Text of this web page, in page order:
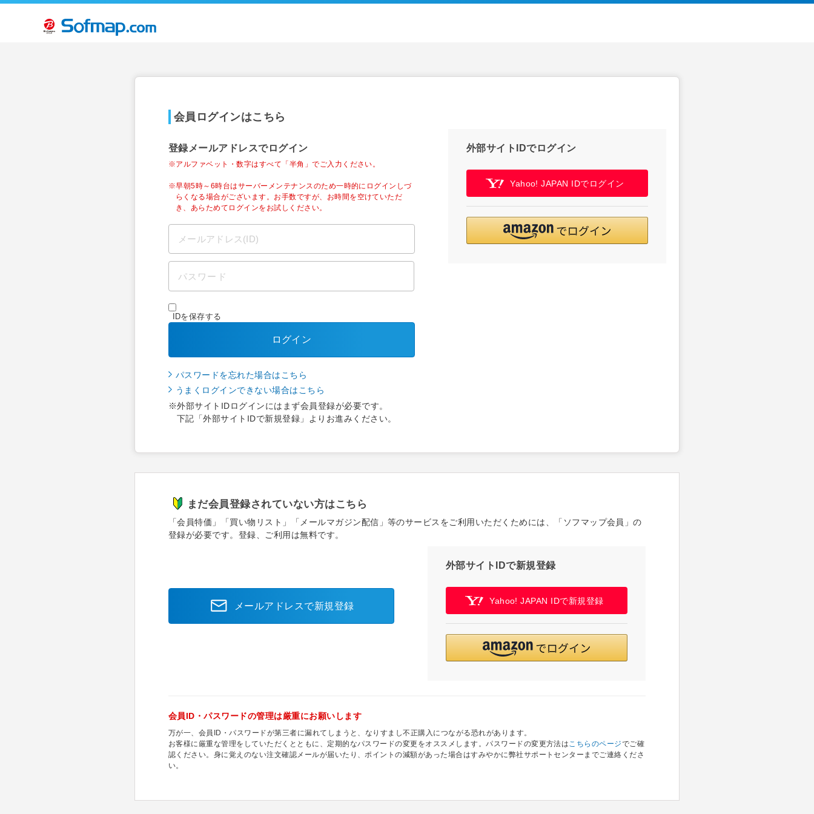
会員ログインはこちら
登録メールアドレスでログイン
※アルファベット・数字はすべて「半角」でご入力ください。
※早朝5時～6時台はサーバーメンテナンスのため一時的にログインしづ
らくなる場合がございます。お手数ですが、お時間を空けていただ
き、あらためてログインをお試しください。
IDを保存する
ログイン
パスワードを忘れた場合はこちら
うまくログインできない場合はこちら
※外部サイトIDログインにはまず会員登録が必要です。
下記「外部サイトIDで新規登録」よりお進みください。
外部サイトIDでログイン
Yahoo! JAPAN IDでログイン
まだ会員登録されていない方はこちら
「会員特価」「買い物リスト」「メールマガジン配信」等のサービスをご利用いただくためには、「ソフマップ会員」の
登録が必要です。登録、ご利用は無料です。
メールアドレスで新規登録
外部サイトIDで新規登録
Yahoo! JAPAN IDで新規登録
会員ID・パスワードの管理は厳重にお願いします
万が一、会員ID・パスワードが第三者に漏れてしまうと、なりすまし不正購入につながる恐れがあります。
お客様に厳重な管理をしていただくとともに、定期的なパスワードの変更をオススメします。パスワードの変更方法はこちらのページでご確
認ください。身に覚えのない注文確認メールが届いたり、ポイントの減額があった場合はすみやかに弊社サポートセンターまでご連絡くださ
い。